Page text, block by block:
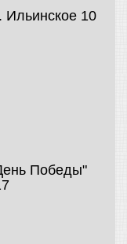
Ильинское 10
Победы"